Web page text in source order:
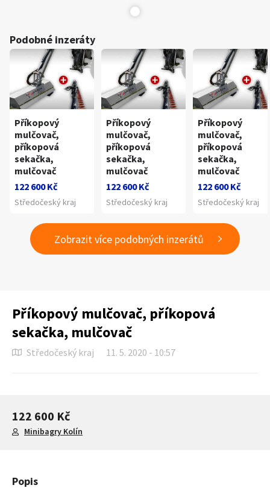
Podobné inzeráty
Příkopový
mulčovač,
příkopová
sekačka,
mulčovač
122 600 Kč
Středočeský kraj
Příkopový
mulčovač,
příkopová
sekačka,
mulčovač
122 600 Kč
Středočeský kraj
Příkopový
mulčovač,
příkopová
sekačka,
mulčovač
122 600 Kč
Středočeský kraj
Zobrazit více podobných inzerátů
Příkopový mulčovač, příkopová
sekačka, mulčovač
Středočeský kraj 11. 5. 2020 - 10:57
122 600 Kč
Minibagry Kolín
Popis